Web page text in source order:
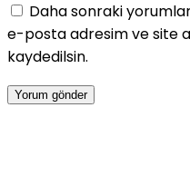
Daha sonraki
e-posta adresim ve site
kaydedilsin.